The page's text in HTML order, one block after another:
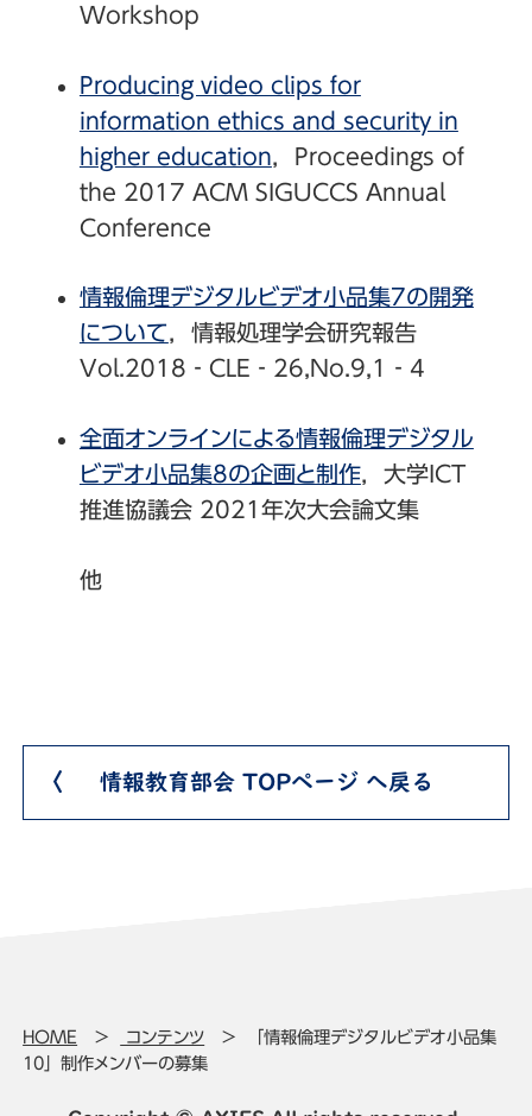
Workshop
Producing video clips for
information ethics and security in
higher education ，Proceedings of
the 2017 ACM SIGUCCS Annual
Conference
情報倫理デジタルビデオ小品集7の開発
について，情報処理学会研究報告
Vol.2018‐CLE‐26,No.9,1‐4
全面オンラインによる情報倫理デジタル
ビデオ小品集8の企画と制作，大学ICT
推進協議会 2021年次大会論文集
他
情報教育部会 TOPページ へ戻る
HOME コンテンツ
「情報倫理デジタルビデオ小品集
10」制作メンバーの募集